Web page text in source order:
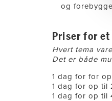
og
Priser for
Hvert tema
Det er både
1 dag for for
1 dag for op til
1 dag for op til